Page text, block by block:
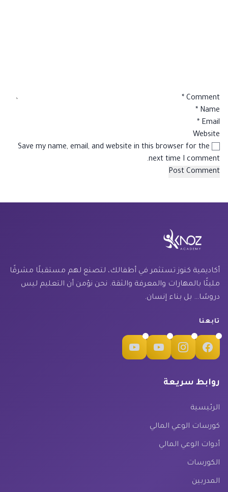
Comment
*
Name
*
Email
*
Website
Save my name, email, and website in this browser for the
next time I comment.
أكاديمية كنوز تستثمر في أطفالك، لتصنع لهم مستقبلًا مشرقًا
مليئًا بالمهارات والمعرفة والثقة. نحن نؤمن أن التعليم ليس
دروسًا… بل بناء إنسان.
تابعنا
روابط سريعة
الرئيسية
كورسات الوعي المالي
أدوات الوعي المالي
الكورسات
المدربين